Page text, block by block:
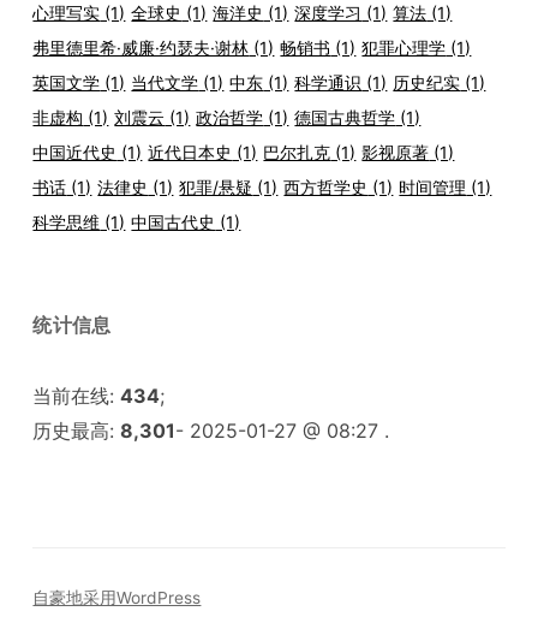
心理写实 (1) 全球史 (1) 海洋史 (1) 深度学习 (1) 算法 (1)
弗里德里希·威廉·约瑟夫·谢林 (1) 畅销书 (1) 犯罪心理学 (1)
英国文学 (1) 当代文学 (1) 中东 (1) 科学通识 (1) 历史纪实 (1)
非虚构 (1) 刘震云 (1) 政治哲学 (1) 德国古典哲学 (1)
中国近代史 (1) 近代日本史 (1) 巴尔扎克 (1) 影视原著 (1)
书话 (1) 法律史 (1) 犯罪/悬疑 (1) 西方哲学史 (1) 时间管理 (1)
科学思维 (1) 中国古代史 (1)
统计信息
当前在线:434;
历史最高:8,301- 2025-01-27 @ 08:27 .
自豪地采用WordPress